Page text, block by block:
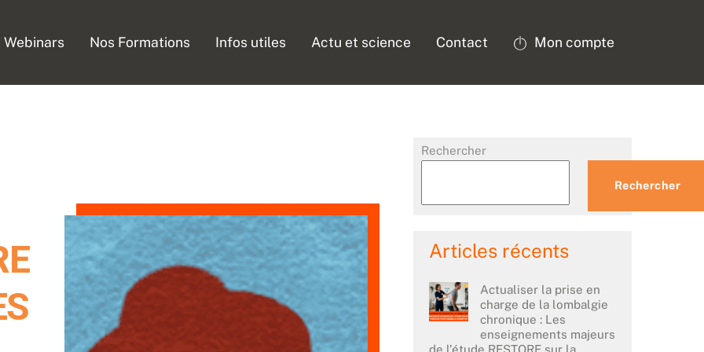
Webinars Nos Formations Infos utiles Actu et science Contact Mon compte
Rechercher
Rechercher
Articles récents
Actualiser la prise en
charge de la lombalgie
chronique : Les
enseignements majeurs